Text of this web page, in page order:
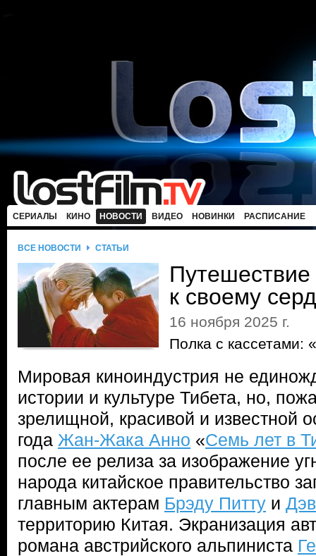
СЕРИАЛЫ КИНО НОВОСТИ ВИДЕО НОВИНКИ РАСПИСАНИЕ
ВСЕ НОВОСТИ СТАТЬИ
к своему
16 ноября 2025 г.
Полка с кассетами:
Мировая киноиндустрия не
истории и культуре Тибета, но,
зрелищной, красивой и известной
года Жан-Жака Анно «Семь лет в
после ее релиза за изображение
народа китайское правительство
главным актерам Брэду Питту и
территорию Китая. Экранизация
романа австрийского альпиниста